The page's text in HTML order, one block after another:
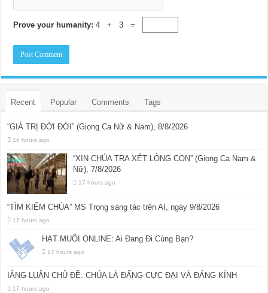
Prove your humanity:4 + 3 =
Recent Popular Comments Tags
“GIÁ TRỊ ĐỜI ĐỜI” (Giọng Ca Nữ & Nam), 8/8/2026
16 hours ago
“XIN CHÚA TRA XÉT LÒNG CON” (Giọng Ca Nam &
Nữ), 7/8/2026
17 hours ago
“TÌM KIẾM CHÚA” MS Trọng sáng tác trên AI, ngày 9/8/2026
17 hours ago
HẠT MUỐI ONLINE: Ai Đang Đi Cùng Bạn?
17 hours ago
IẢNG LUẬN CHỦ ĐỀ: CHÚA LÀ ĐẤNG CỰC ĐẠI VÀ ĐÁNG KÍNH
17 hours ago